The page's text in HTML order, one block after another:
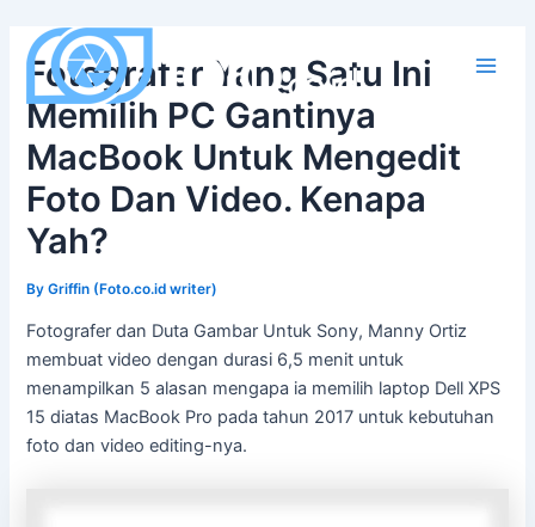
content
Fotografer Yang Satu Ini
Memilih PC Gantinya
MacBook Untuk Mengedit
Foto Dan Video. Kenapa
Yah?
ByGriffin (Foto.co.id writer)
Fotografer dan Duta Gambar Untuk Sony, Manny Ortiz
membuat video dengan durasi 6,5 menit untuk
menampilkan 5 alasan mengapa ia memilih laptop Dell XPS
15 diatas MacBook Pro pada tahun 2017 untuk kebutuhan
foto dan video editing-nya.